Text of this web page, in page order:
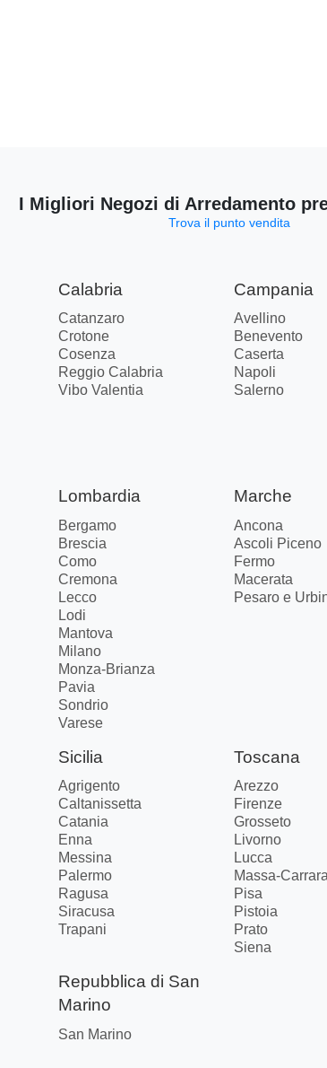
I Migliori Negozi di Arredamento
Trova il punto vendita
Calabria
Catanzaro
Crotone
Cosenza
Reggio Calabria
Vibo Valentia
Campania
Avellino
Benevento
Caserta
Napoli
Salerno
Lombardia
Bergamo
Brescia
Como
Cremona
Lecco
Lodi
Mantova
Milano
Monza-Brianza
Pavia
Sondrio
Varese
Marche
Ancona
Ascoli Piceno
Fermo
Macerata
Pesaro e
Sicilia
Agrigento
Caltanissetta
Catania
Enna
Messina
Palermo
Ragusa
Siracusa
Trapani
Toscana
Arezzo
Firenze
Grosseto
Livorno
Lucca
Massa-Carrara
Pisa
Pistoia
Prato
Siena
Repubblica di San
Marino
San Marino